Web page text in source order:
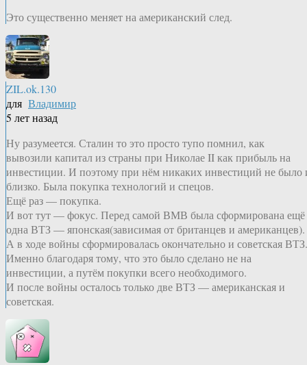
Это существенно меняет на американский след.
ZIL.ok.130
для Владимир
5 лет назад
Ну разумеется. Сталин то это просто тупо помнил, как
вывозили капитал из страны при Николае II как прибыль на
инвестиции. И поэтому при нём никаких инвестиций не было
близко. Была покупка технологий и спецов.
Ещё раз — покупка.
И вот тут — фокус. Перед самой ВМВ была сформирована ещё
одна ВТЗ — японская(зависимая от британцев и американцев).
А в ходе войны сформировалась окончательно и советская ВТЗ.
Именно благодаря тому, что это было сделано не на
инвестиции, а путём покупки всего необходимого.
И после войны осталось только две ВТЗ — американская и
советская.